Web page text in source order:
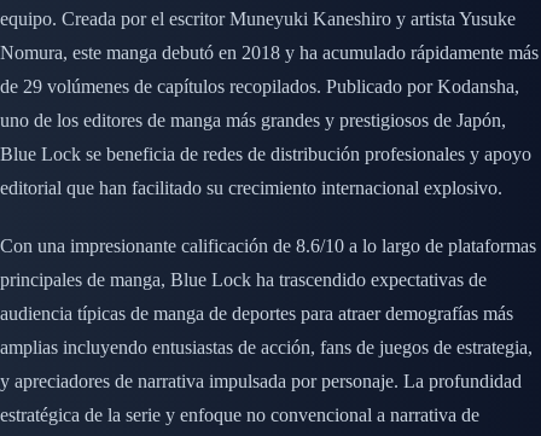
equipo. Creada por el escritor Muneyuki Kaneshiro y artista Yusuke
Nomura, este manga debutó en 2018 y ha acumulado rápidamente más
de 29 volúmenes de capítulos recopilados. Publicado por Kodansha,
uno de los editores de manga más grandes y prestigiosos de Japón,
Blue Lock se beneficia de redes de distribución profesionales y apoyo
editorial que han facilitado su crecimiento internacional explosivo.
Con una impresionante calificación de 8.6/10 a lo largo de plataformas
principales de manga, Blue Lock ha trascendido expectativas de
audiencia típicas de manga de deportes para atraer demografías más
amplias incluyendo entusiastas de acción, fans de juegos de estrategia,
y apreciadores de narrativa impulsada por personaje. La profundidad
estratégica de la serie y enfoque no convencional a narrativa de